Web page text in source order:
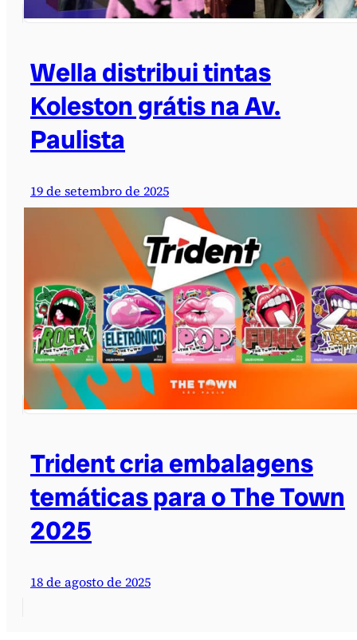
Wella distribui tintas
Koleston grátis na Av.
Paulista
19 de setembro de 2025
Trident cria embalagens
temáticas para o The Town
2025
18 de agosto de 2025